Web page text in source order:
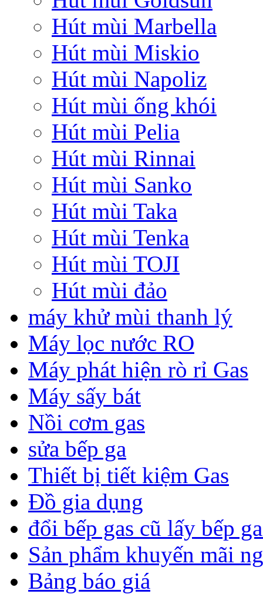
Hút mùi Marbella
Hút mùi Miskio
Hút mùi Napoliz
Hút mùi ống khói
Hút mùi Pelia
Hút mùi Rinnai
Hút mùi Sanko
Hút mùi Taka
Hút mùi Tenka
Hút mùi TOJI
Hút mùi đảo
máy khử mùi thanh lý
Máy lọc nước RO
Máy phát hiện rò rỉ Gas
Máy sấy bát
Nồi cơm gas
sửa bếp ga
Thiết bị tiết kiệm Gas
Đồ gia dụng
đổi bếp gas cũ lấy bếp
Sản phẩm khuyến mãi
Bảng báo giá